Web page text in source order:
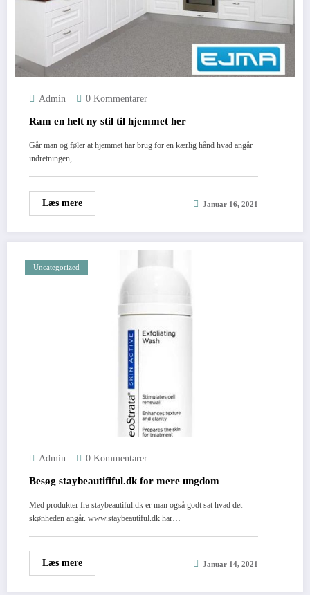
Admin 0 Kommentarer
Ram en helt ny stil til hjemmet her
Går man og føler at hjemmet har brug for en kærlig hånd hvad angår
indretningen,…
Læs mere Januar 16, 2021
Uncategorized
Admin 0 Kommentarer
Besøg staybeautififul.dk for mere ungdom
Med produkter fra staybeautiful.dk er man også godt sat hvad det
skønheden angår. www.staybeautiful.dk har…
Læs mere Januar 14, 2021